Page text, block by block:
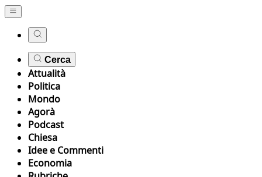
Cerca
Attualità
Politica
Mondo
Agorà
Podcast
Chiesa
Idee e Commenti
Economia